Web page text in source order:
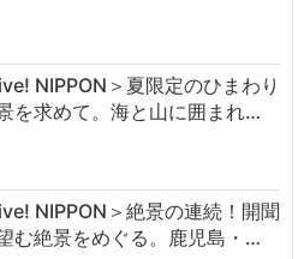
NIPPON＞夏限定のひまわり
を求めて。海と山に囲まれ…
NIPPON＞絶景の連続！開聞
む絶景をめぐる。鹿児島・…